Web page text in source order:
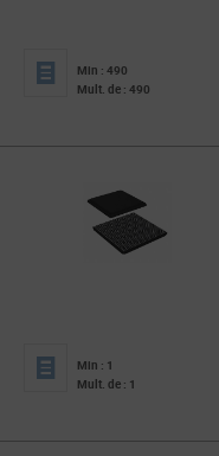
Min : 490
Mult. de : 490
Min : 1
Mult. de : 1